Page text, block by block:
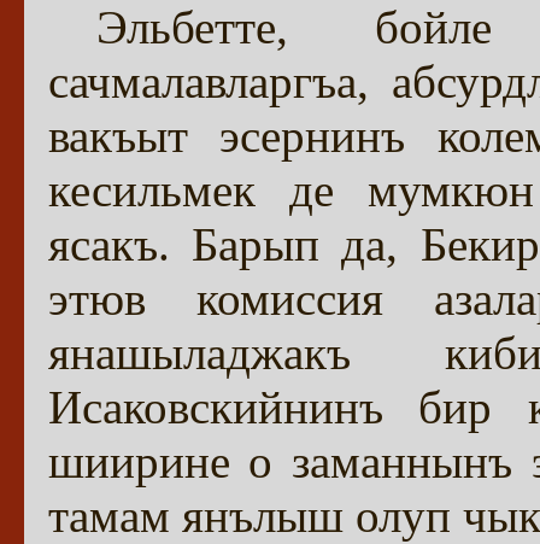
Эльбетте,
сачмалавларгъа,
вакъыт эсернинъ
кесильмек де
ясакъ. Барып да,
этюв комиссия
янашыладжакъ
Исаковскийнинъ бир
шиирине о заманнынъ
тамам янълыш олуп